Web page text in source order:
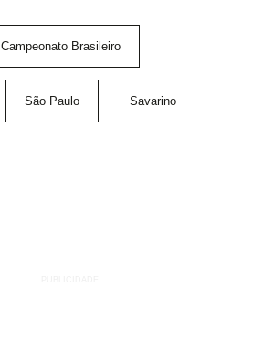
Campeonato Brasileiro
São Paulo Savarino